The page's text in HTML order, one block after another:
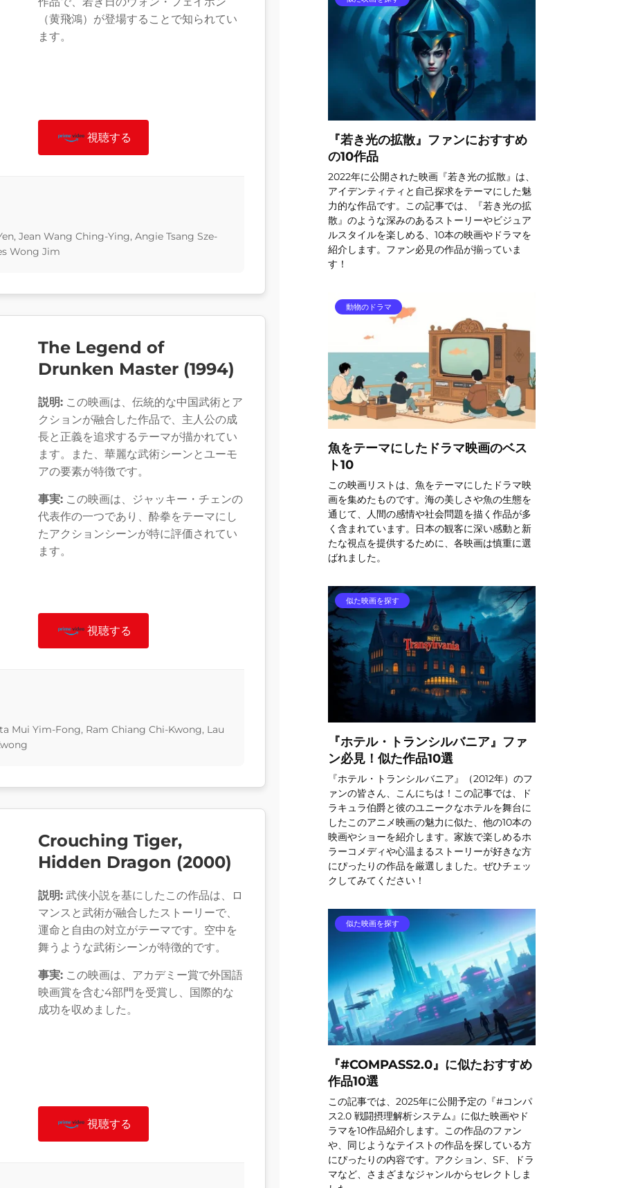
（黄飛鴻）が登場することで知られてい
ます。
視聴する
Jean Wang Ching-Ying, Angie Tsang Sze-
Wong Jim
The Legend of
Drunken Master (1994)
説明: この映画は、伝統的な中国武術とア
クションが融合した作品で、主人公の成
長と正義を追求するテーマが描かれてい
ます。また、華麗な武術シーンとユーモ
アの要素が特徴です。
事実: この映画は、ジャッキー・チェンの
代表作の一つであり、酔拳をテーマにし
たアクションシーンが特に評価されてい
ます。
視聴する
Mui Yim-Fong, Ram Chiang Chi-Kwong, Lau
Crouching Tiger,
Hidden Dragon (2000)
説明: 武侠小説を基にしたこの作品は、ロ
マンスと武術が融合したストーリーで、
運命と自由の対立がテーマです。空中を
舞うような武術シーンが特徴的です。
事実: この映画は、アカデミー賞で外国語
映画賞を含む4部門を受賞し、国際的な
成功を収めました。
視聴する
『若き光の拡散』ファンにおすすめ
の10作品
2022年に公開された映画『若き光の拡散』は、
アイデンティティと自己探求をテーマにした魅
力的な作品です。この記事では、『若き光の拡
散』のような深みのあるストーリーやビジュア
ルスタイルを楽しめる、10本の映画やドラマを
紹介します。ファン必見の作品が揃っていま
す！
動物のドラマ
魚をテーマにしたドラマ映画のベス
ト10
この映画リストは、魚をテーマにしたドラマ映
画を集めたものです。海の美しさや魚の生態を
通じて、人間の感情や社会問題を描く作品が多
く含まれています。日本の観客に深い感動と新
たな視点を提供するために、各映画は慎重に選
ばれました。
似た映画を探す
『ホテル・トランシルバニア』ファ
ン必見！似た作品10選
『ホテル・トランシルバニア』（2012年）のフ
ァンの皆さん、こんにちは！この記事では、ド
ラキュラ伯爵と彼のユニークなホテルを舞台に
したこのアニメ映画の魅力に似た、他の10本の
映画やショーを紹介します。家族で楽しめるホ
ラーコメディや心温まるストーリーが好きな方
にぴったりの作品を厳選しました。ぜひチェッ
クしてみてください！
似た映画を探す
『#COMPASS2.0』に似たおすすめ
作品10選
この記事では、2025年に公開予定の『#コンパ
ス2.0 戦闘摂理解析システム』に似た映画やド
ラマを10作品紹介します。この作品のファン
や、同じようなテイストの作品を探している方
にぴったりの内容です。アクション、SF、ドラ
マなど、さまざまなジャンルからセレクトしま